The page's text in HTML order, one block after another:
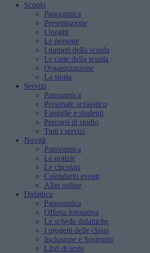
Scuola
Panoramica
Presentazione
I luoghi
Le persone
I numeri della scuola
Le carte della scuola
Organizzazione
La storia
Servizi
Panoramica
Personale scolastico
Famiglie e studenti
Percorsi di studio
Tutti i servizi
Novità
Panoramica
Le notizie
Le circolari
Calendario eventi
Albo online
Didattica
Panoramica
Offerta formativa
Le schede didattiche
I progetti delle classi
Inclusione e Sostegno
Libri di testo